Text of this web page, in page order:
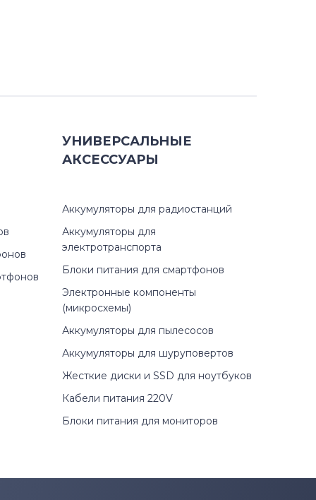
УНИВЕРСАЛЬНЫЕ
АКСЕССУАРЫ
Аккумуляторы для радиостанций
Аккумуляторы для
электротранспорта
Блоки питания для смартфонов
Электронные компоненты
(микросхемы)
Аккумуляторы для пылесосов
Аккумуляторы для шуруповертов
Жесткие диски и SSD для ноутбуков
Кабели питания 220V
Блоки питания для мониторов